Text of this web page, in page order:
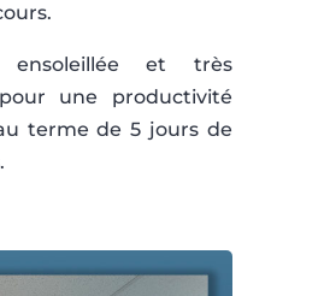
ensoleillée et très
une productivité
terme de 5 jours de